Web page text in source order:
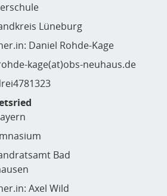
Lüneburg
Daniel Rohde-Kage
kage(at)obs-neuhaus.de
Bad
Axel Wild